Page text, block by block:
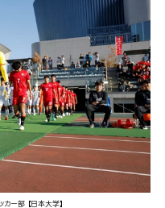
ー部 【日本大学】